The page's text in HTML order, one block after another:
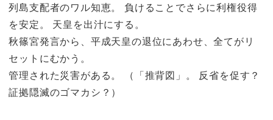
列島支配者のワル知恵。 負けることでさらに利権役得
を安定。 天皇を出汁にする。
秋篠宮発言から、平成天皇の退位にあわせ、全てがリ
セットにむかう。
管理された災害がある。 （「推背図」。 反省を促す？
証拠隠滅のゴマカシ？）